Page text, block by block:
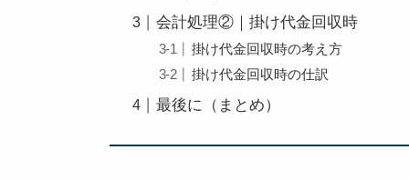
会計処理②｜掛け代金回収時
掛け代金回収時の考え方
掛け代金回収時の仕訳
最後に（まとめ）